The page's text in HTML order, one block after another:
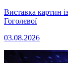
Виставка картин
Гоголєвої
03.08.2026